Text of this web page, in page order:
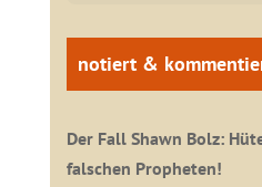
notiert &
Der Fall Shawn Bolz:
falschen Propheten!